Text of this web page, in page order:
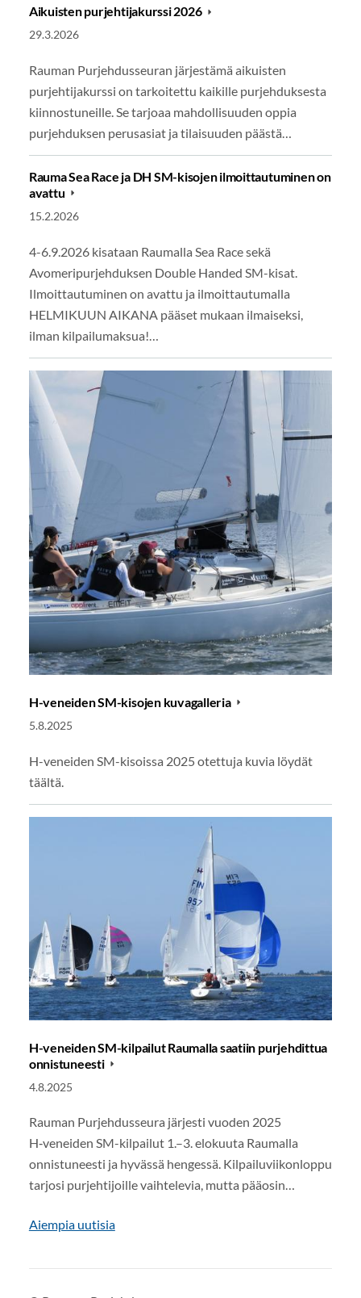
Aikuisten purjehtijakurssi 2026
29.3.2026
Rauman Purjehdusseuran järjestämä aikuisten
purjehtijakurssi on tarkoitettu kaikille purjehduksesta
kiinnostuneille. Se tarjoaa mahdollisuuden oppia
purjehduksen perusasiat ja tilaisuuden päästä…
Rauma Sea Race ja DH SM-kisojen ilmoittautuminen on
avattu
15.2.2026
4-6.9.2026 kisataan Raumalla Sea Race sekä
Avomeripurjehduksen Double Handed SM-kisat.
Ilmoittautuminen on avattu ja ilmoittautumalla
HELMIKUUN AIKANA pääset mukaan ilmaiseksi,
ilman kilpailumaksua!…
H-veneiden SM-kisojen kuvagalleria
5.8.2025
H-veneiden SM-kisoissa 2025 otettuja kuvia löydät
täältä.
H-veneiden SM-kilpailut Raumalla saatiin purjehdittua
onnistuneesti
4.8.2025
Rauman Purjehdusseura järjesti vuoden 2025
H‑veneiden SM-kilpailut 1.–3. elokuuta Raumalla
onnistuneesti ja hyvässä hengessä. Kilpailuviikonloppu
tarjosi purjehtijoille vaihtelevia, mutta pääosin…
Aiempia uutisia